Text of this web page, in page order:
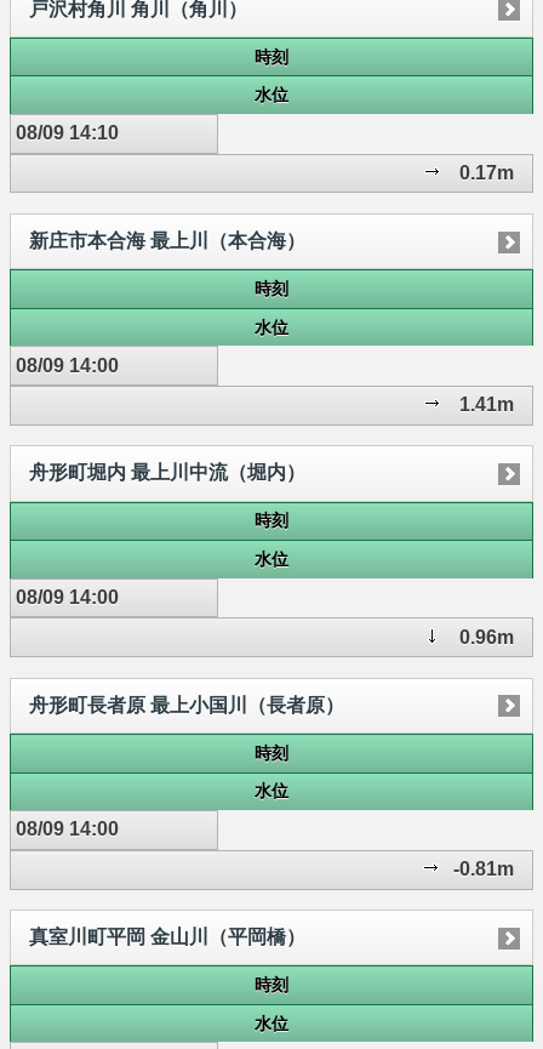
戸沢村角川 角川（角川）
時刻
水位
08/09 14:10
0.17m
新庄市本合海 最上川（本合海）
時刻
水位
08/09 14:00
1.41m
舟形町堀内 最上川中流（堀内）
時刻
水位
08/09 14:00
0.96m
舟形町長者原 最上小国川（長者原）
時刻
水位
08/09 14:00
-0.81m
真室川町平岡 金山川（平岡橋）
時刻
水位